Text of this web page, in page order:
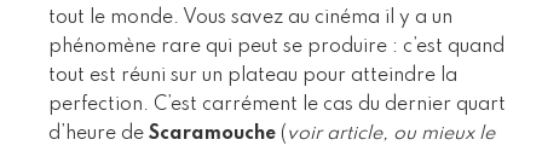
tout le monde. Vous savez au cinéma il y a un
phénomène rare qui peut se produire : c’est quand
tout est réuni sur un plateau pour atteindre la
perfection. C’est carrément le cas du dernier quart
d’heure de Scaramouche ( voir article, ou mieux le